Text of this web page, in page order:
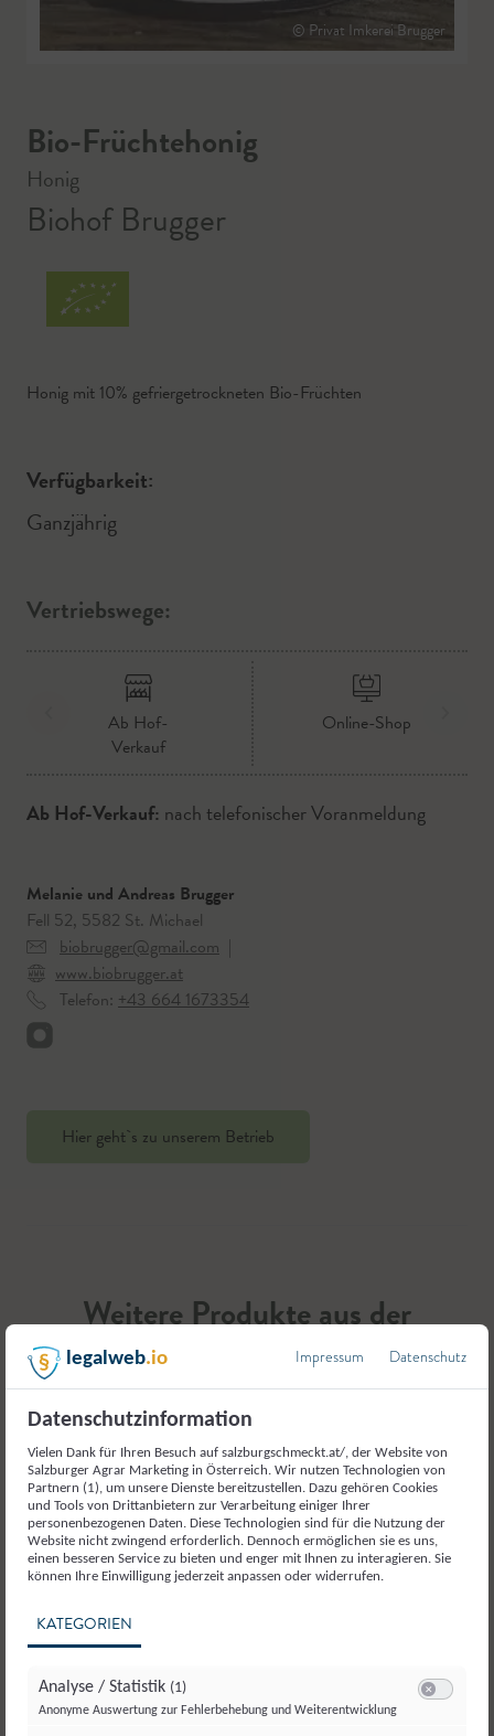
© Privat Imkerei Brugger
Bio-Früchtehonig
Honig
Biohof Brugger
Honig mit 10% gefriergetrockneten Bio-Früchten
Verfügbarkeit:
Ganzjährig
Vertriebswege:
Ab Hof-
Verkauf
Online-Shop
Ab Hof-Verkauf: nach telefonischer Voranmeldung
Melanie und Andreas Brugger
Fell 52, 5582 St. Michael
biobrugger@gmail.com |
www.biobrugger.at
Telefon: +43 664 1673354
Hier geht`s zu unserem Betrieb
Weitere Produkte aus der
Kategorie
Imkereierzeugnisse
legalweb.io Impressum Datenschutz
Datenschutzinformation
Vielen Dank für Ihren Besuch auf salzburgschmeckt.at/, der Website von
Salzburger Agrar Marketing in Österreich. Wir nutzen Technologien von
Partnern (1), um unsere Dienste bereitzustellen. Dazu gehören Cookies
und Tools von Drittanbietern zur Verarbeitung einiger Ihrer
personenbezogenen Daten. Diese Technologien sind für die Nutzung der
Website nicht zwingend erforderlich. Dennoch ermöglichen sie es uns,
einen besseren Service zu bieten und enger mit Ihnen zu interagieren. Sie
können Ihre Einwilligung jederzeit anpassen oder widerrufen.
KATEGORIEN
Analyse / Statistik (1)
Anonyme Auswertung zur Fehlerbehebung und Weiterentwicklung